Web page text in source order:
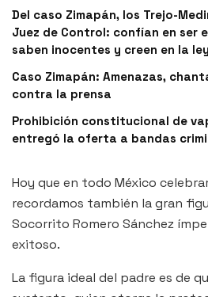
Del caso Zimapán, los Trejo-
Juez de Control: confían en ser
saben inocentes y creen en la ley
Caso Zimapán: Amenazas,
contra la prensa
Prohibición constitucional de
entregó la oferta a bandas
Hoy que en todo México
recordamos también la gran
Socorrito Romero Sánchez
exitoso.
La figura ideal del padre es de